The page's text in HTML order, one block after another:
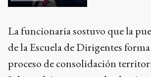
La funcionaria sostuvo que la
de la Escuela de Dirigentes
proceso de consolidación